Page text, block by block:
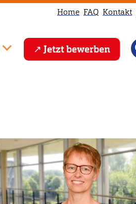
Home FAQ Kontakt
Jetzt bewerben